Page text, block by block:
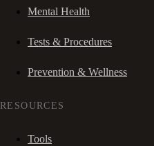
Mental Health
Tests & Procedures
Prevention & Wellness
RESOURCES
Tools